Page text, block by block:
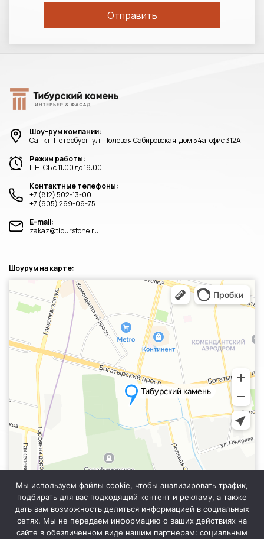
Мы используем файлы cookie, чтобы анализировать трафик,
подбирать для вас подходящий контент и рекламу, а также
дать вам возможность делиться информацией в социальных
сетях. Мы не передаем информацию о ваших действиях на
сайте в обезличенном виде нашим партнерам: социальным
Шоу-рум компании:
Санкт-Петербург, ул. Полевая Сабировская, дом 54а, офис 312А
Режим работы:
ПН-СБ с 11:00 до 19:00
Контактные телефоны:
+7 (812) 502-13-00
+7 (905) 269-06-75
E-mail:
zakaz@tiburstone.ru
Шоурум на карте:
Санкт‑Петербург
Яндекс.Карты — транспорт, навигация, поиск мест
Информация на сайте не является публичной офертой. Уточняйте